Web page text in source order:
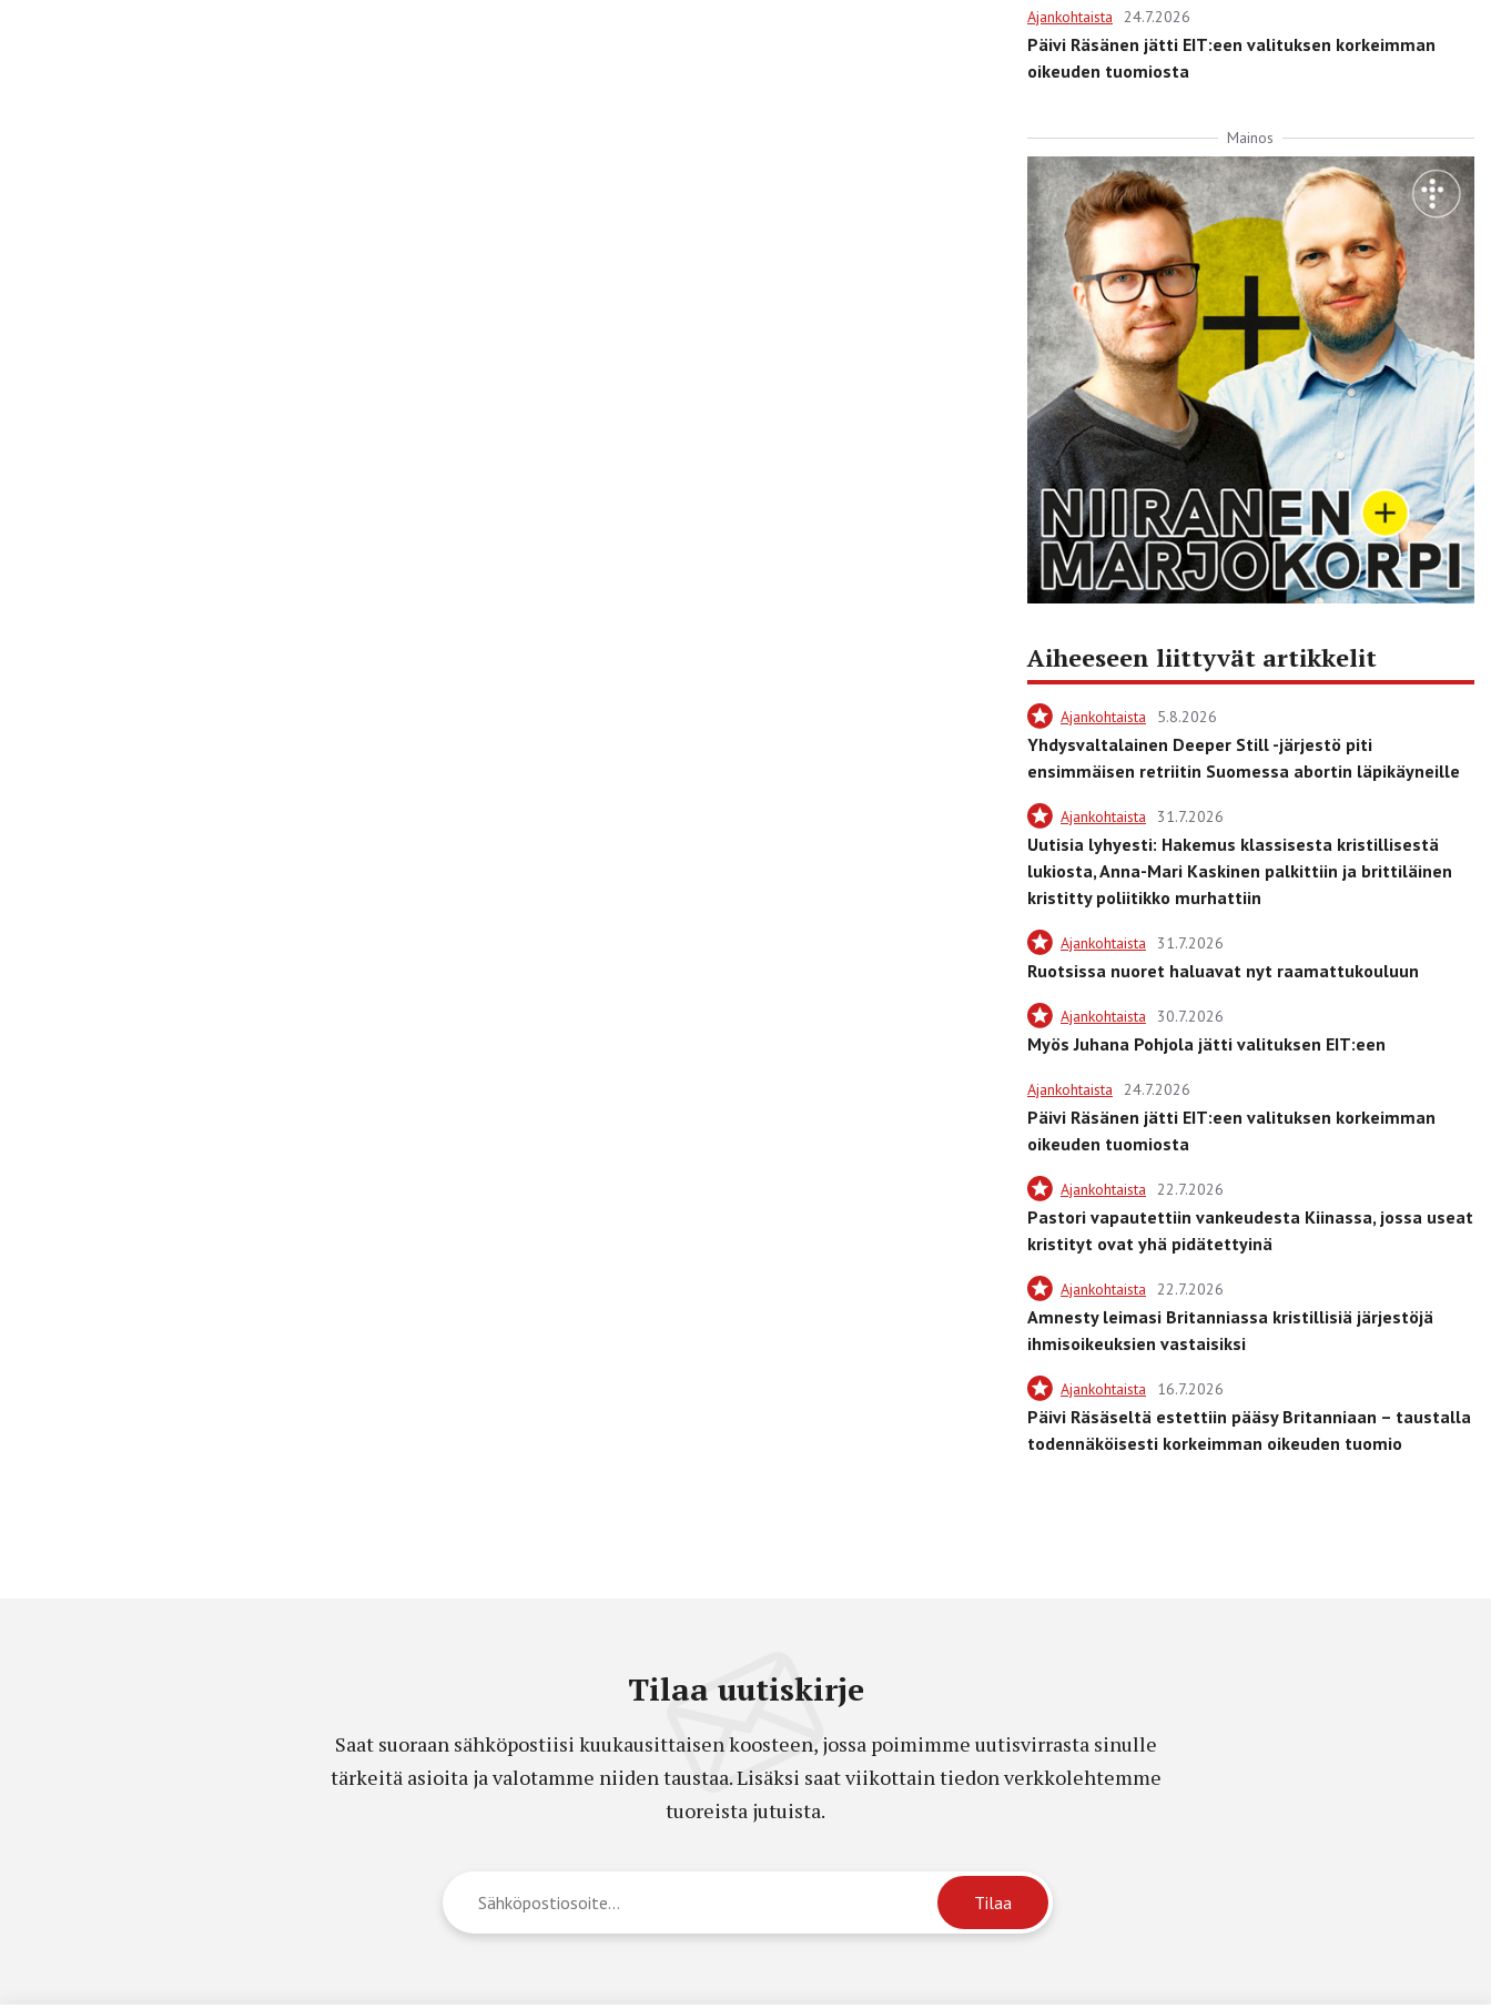
Ajankohtaista 24.7.2026
Päivi Räsänen jätti EIT:een valituksen korkeimman
oikeuden tuomiosta
Mainos
Aiheeseen liittyvät artikkelit
Ajankohtaista 5.8.2026
Yhdysvaltalainen Deeper Still -järjestö piti
ensimmäisen retriitin Suomessa abortin läpikäyneille
Ajankohtaista 31.7.2026
Uutisia lyhyesti: Hakemus klassisesta kristillisestä
lukiosta, Anna-Mari Kaskinen palkittiin ja brittiläinen
kristitty poliitikko murhattiin
Ajankohtaista 31.7.2026
Ruotsissa nuoret haluavat nyt raamattukouluun
Ajankohtaista 30.7.2026
Myös Juhana Pohjola jätti valituksen EIT:een
Ajankohtaista 24.7.2026
Päivi Räsänen jätti EIT:een valituksen korkeimman
oikeuden tuomiosta
Ajankohtaista 22.7.2026
Pastori vapautettiin vankeudesta Kiinassa, jossa useat
kristityt ovat yhä pidätettyinä
Ajankohtaista 22.7.2026
Amnesty leimasi Britanniassa kristillisiä järjestöjä
ihmisoikeuksien vastaisiksi
Ajankohtaista 16.7.2026
Päivi Räsäseltä estettiin pääsy Britanniaan – taustalla
todennäköisesti korkeimman oikeuden tuomio
Tilaa uutiskirje
Saat suoraan sähköpostiisi kuukausittaisen koosteen, jossa poimimme uutisvirrasta sinulle
tärkeitä asioita ja valotamme niiden taustaa. Lisäksi saat viikottain tiedon verkkolehtemme
tuoreista jutuista.